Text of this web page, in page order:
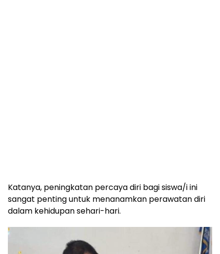
Katanya, peningkatan percaya diri bagi siswa/i ini
sangat penting untuk menanamkan perawatan diri
dalam kehidupan sehari-hari.